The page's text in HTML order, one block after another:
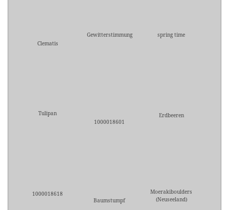
Clematis
Gewitterstimmung spring time
Tulipan
1000018601
Erdbeeren
1000018618
Baumstumpf
Moerakiboulders
(Neuseeland)